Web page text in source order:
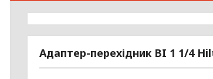
Адаптер-перехідник BI 1 1/4